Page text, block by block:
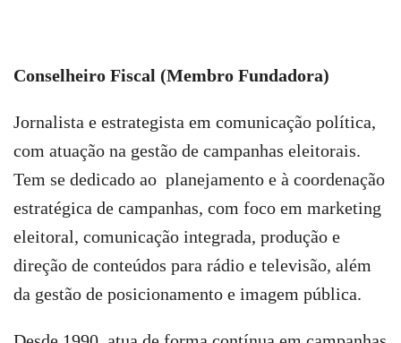
Conselheiro Fiscal (Membro Fundadora)
Jornalista e estrategista em comunicação política,
com atuação na gestão de campanhas eleitorais.
Tem se dedicado ao planejamento e à coordenação
estratégica de campanhas, com foco em marketing
eleitoral, comunicação integrada, produção e
direção de conteúdos para rádio e televisão, além
da gestão de posicionamento e imagem pública.